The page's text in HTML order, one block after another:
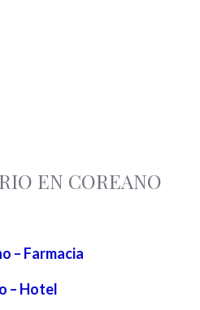
EN COREANO
– Farmacia
– Hotel